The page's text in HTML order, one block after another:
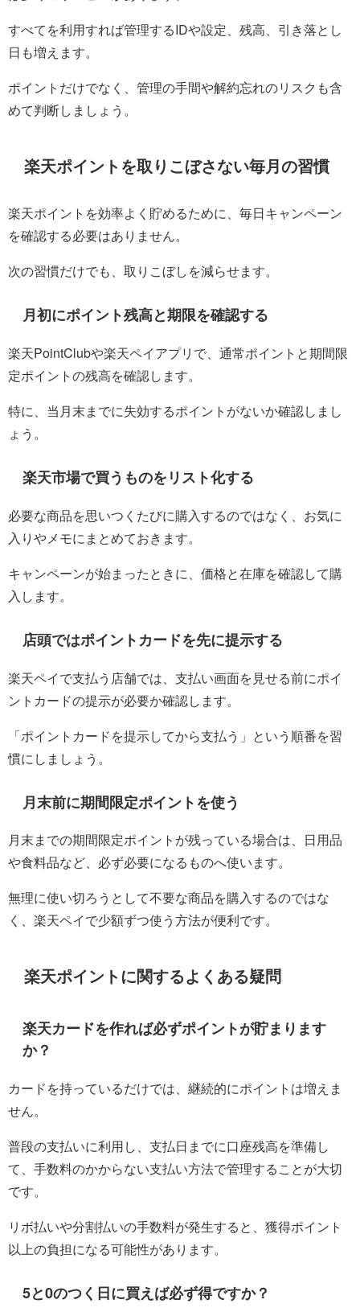
すべてを利用すれば管理するIDや設定、残高、引き落とし
日も増えます。
ポイントだけでなく、管理の手間や解約忘れのリスクも含
めて判断しましょう。
楽天ポイントを取りこぼさない毎月の習慣
楽天ポイントを効率よく貯めるために、毎日キャンペーン
を確認する必要はありません。
次の習慣だけでも、取りこぼしを減らせます。
月初にポイント残高と期限を確認する
楽天PointClubや楽天ペイアプリで、通常ポイントと期間限
定ポイントの残高を確認します。
特に、当月末までに失効するポイントがないか確認しまし
ょう。
楽天市場で買うものをリスト化する
必要な商品を思いつくたびに購入するのではなく、お気に
入りやメモにまとめておきます。
キャンペーンが始まったときに、価格と在庫を確認して購
入します。
店頭ではポイントカードを先に提示する
楽天ペイで支払う店舗では、支払い画面を見せる前にポイ
ントカードの提示が必要か確認します。
「ポイントカードを提示してから支払う」という順番を習
慣にしましょう。
月末前に期間限定ポイントを使う
月末までの期間限定ポイントが残っている場合は、日用品
や食料品など、必ず必要になるものへ使います。
無理に使い切ろうとして不要な商品を購入するのではな
く、楽天ペイで少額ずつ使う方法が便利です。
楽天ポイントに関するよくある疑問
楽天カードを作れば必ずポイントが貯まります
か？
カードを持っているだけでは、継続的にポイントは増えま
せん。
普段の支払いに利用し、支払日までに口座残高を準備し
て、手数料のかからない支払い方法で管理することが大切
です。
リボ払いや分割払いの手数料が発生すると、獲得ポイント
以上の負担になる可能性があります。
5と0のつく日に買えば必ず得ですか？